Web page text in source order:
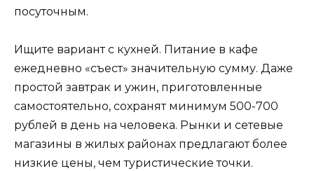
посуточным.
Ищите вариант с кухней. Питание в кафе
ежедневно «съест» значительную сумму. Даже
простой завтрак и ужин, приготовленные
самостоятельно, сохранят минимум 500-700
рублей в день на человека. Рынки и сетевые
магазины в жилых районах предлагают более
низкие цены, чем туристические точки.